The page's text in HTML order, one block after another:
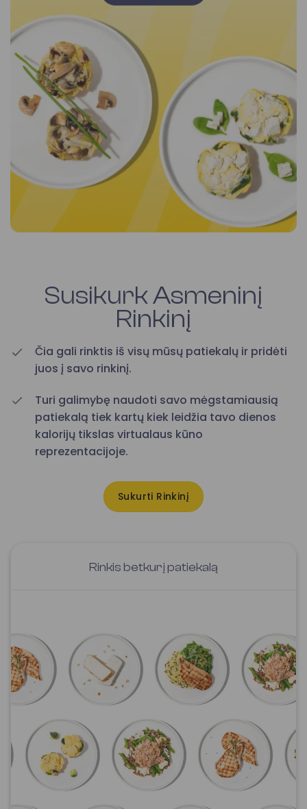
Susikurk Asmeninį
Rinkinį
Čia gali rinktis iš visų mūsų patiekalų ir pridėti
juos į savo rinkinį.
Turi galimybę naudoti savo mėgstamiausią
patiekalą tiek kartų kiek leidžia tavo dienos
kalorijų tikslas virtualaus kūno
reprezentacijoje.
Sukurti Rinkinį
Rinkis betkurį patiekalą